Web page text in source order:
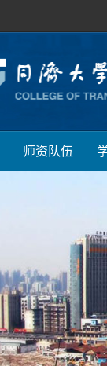
师资队伍